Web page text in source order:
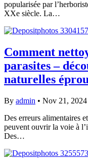
popularisée par
XXe siècle. La…
Comment
parasites –
naturelles
By admin • Nov 21, 2024
Des erreurs alimentaires
peuvent ouvrir la voie à
Des…